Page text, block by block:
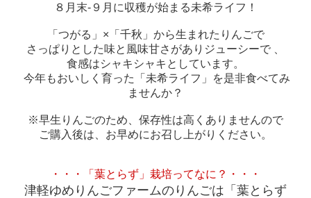
８月末-９月に収穫が始まる未希ライフ！
「つがる」×「千秋」から生まれたりんごで
さっぱりとした味と風味甘さがありジューシーで 、
食感はシャキシャキとしています。
今年もおいしく育った「未希ライフ」を是非食べてみ
ませんか？
※早生りんごのため、保存性は高くありませんので
ご購入後は、お早めにお召し上がりください。
・・・「葉とらず」栽培ってなに？・・・
津軽ゆめりんごファームのりんごは「葉とらず